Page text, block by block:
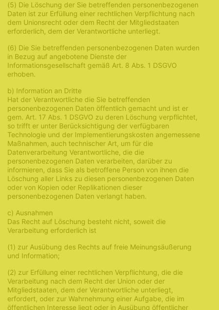
(5) Die Löschung der Sie betreffenden personenbezogenen
Daten ist zur Erfüllung einer rechtlichen Verpflichtung nach
dem Unionsrecht oder dem Recht der Mitgliedstaaten
erforderlich, dem der Verantwortliche unterliegt.
(6) Die Sie betreffenden personenbezogenen Daten wurden
in Bezug auf angebotene Dienste der
Informationsgesellschaft gemäß Art. 8 Abs. 1 DSGVO
erhoben.
b) Information an Dritte
Hat der Verantwortliche die Sie betreffenden
personenbezogenen Daten öffentlich gemacht und ist er
gem. Art. 17 Abs. 1 DSGVO zu deren Löschung verpflichtet,
so trifft er unter Berücksichtigung der verfügbaren
Technologie und der Implementierungskosten angemessene
Maßnahmen, auch technischer Art, um für die
Datenverarbeitung Verantwortliche, die die
personenbezogenen Daten verarbeiten, darüber zu
informieren, dass Sie als betroffene Person von ihnen die
Löschung aller Links zu diesen personenbezogenen Daten
oder von Kopien oder Replikationen dieser
personenbezogenen Daten verlangt haben.
c) Ausnahmen
Das Recht auf Löschung besteht nicht, soweit die
Verarbeitung erforderlich ist
(1) zur Ausübung des Rechts auf freie Meinungsäußerung
und Information;
(2) zur Erfüllung einer rechtlichen Verpflichtung, die die
Verarbeitung nach dem Recht der Union oder der
Mitgliedstaaten, dem der Verantwortliche unterliegt,
erfordert, oder zur Wahrnehmung einer Aufgabe, die im
öffentlichen Interesse liegt oder in Ausübung öffentlicher